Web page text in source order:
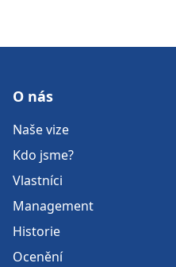
O nás
Naše vize
Kdo jsme?
Vlastníci
Management
Historie
Ocenění